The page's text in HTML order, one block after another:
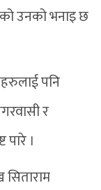
उनको भनाइ छ
पनि
र
।